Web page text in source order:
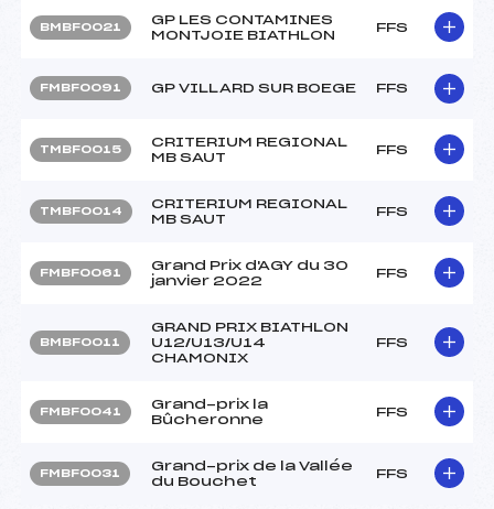
BMBF0021
GP LES CONTAMINES
MONTJOIE BIATHLON
FFS
FMBF0091 GP VILLARD SUR BOEGE FFS
TMBF0015
CRITERIUM REGIONAL
MB SAUT
FFS
TMBF0014
CRITERIUM REGIONAL
MB SAUT
FFS
FMBF0061
Grand Prix d'AGY du 30
janvier 2022
FFS
BMBF0011
GRAND PRIX BIATHLON
U12/U13/U14
CHAMONIX
FFS
FMBF0041
Grand-prix la
Bûcheronne
FFS
FMBF0031
Grand-prix de la Vallée
du Bouchet
FFS